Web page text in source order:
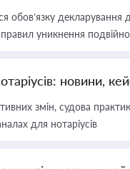
обов’язку
правил уникнення
новини,
змін, судова
для нотаріусів